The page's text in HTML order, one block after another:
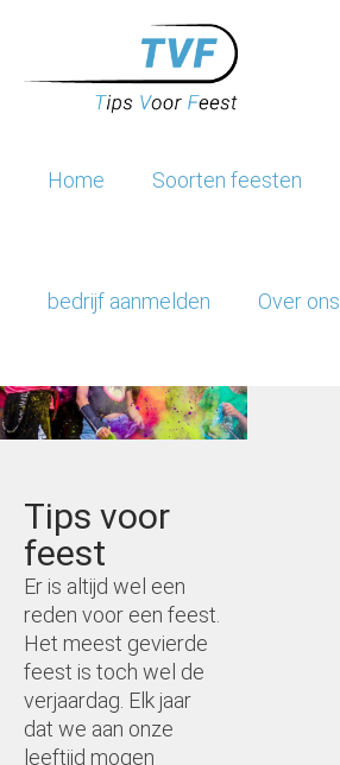
Feest locaties
Make up artist/hair
Home Soorten feesten
bedrijf aanmelden Over ons
Tips voor
feest
Er is altijd wel een
reden voor een feest.
Het meest gevierde
feest is toch wel de
verjaardag. Elk jaar
dat we aan onze
leeftijd mogen